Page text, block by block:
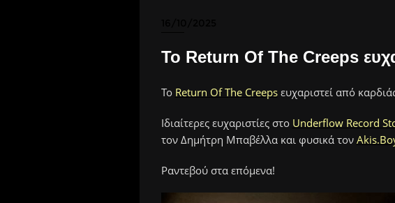
Το Return Of The Creeps
Το Return Of The Creepsευχαριστεί από
Ιδιαίτερες ευχαριστίες στο Underflow Record
τον Δημήτρη Μπαβέλλα και φυσικά τον
Ραντεβού στα επόμενα!